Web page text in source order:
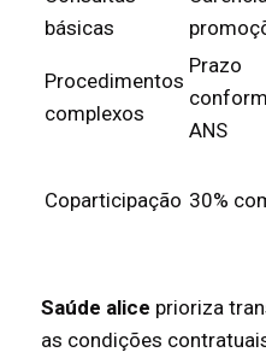
básicas
Procedimentos
complexos
Prazo
ANS
Coparticipação 30%
Saúde alice prioriza
as condições